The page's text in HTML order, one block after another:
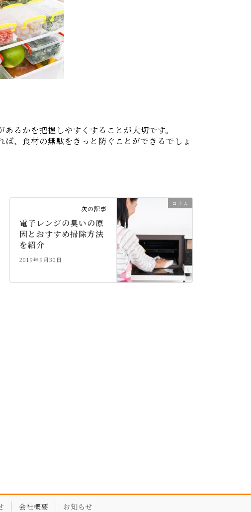
るかを把握しやすくすることが大切です。
、食材の無駄をきっと防ぐことができるでしょ
コラム
次の記事
電子レンジの臭いの原
因とおすすめ掃除方法
を紹介
2019年9月30日
会社概要 お知らせ